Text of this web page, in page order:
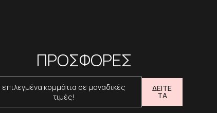
ΠΡΟΣΦΟΡΕΣ
επιλεγμένα κομμάτια σε μοναδικές
τιμές!
ΔΕΙΤΕ
ΤΑ